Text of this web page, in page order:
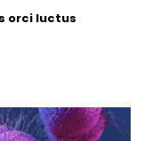
orci luctus